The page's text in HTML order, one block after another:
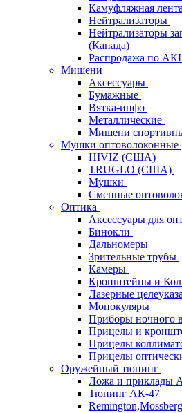
Камуфляжная лента
Нейтрализаторы
Нейтрализаторы
(Канада)
Распродажа по
Мишени
Аксессуары
Бумажные
Вятка-инфо
Металлические
Мишени
Мушки оптоволоконные
HIVIZ (США)
TRUGLO (США)
Мушки
Сменные
Оптика
Аксессуары для
Бинокли
Дальномеры
Зрительные трубы
Камеры
Кронштейны и
Лазерные
Монокуляры
Приборы ночного
Прицелы и
Прицелы
Прицелы
Оружейный тюнинг
Ложа и приклады
Тюнинг АК-47